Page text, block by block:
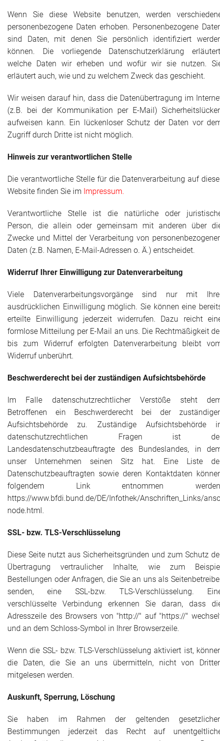
Wenn Sie diese Website benutzen, werden
personenbezogene Daten erhoben. Personenbezogene
sind Daten, mit denen Sie persönlich identifiziert
können. Die vorliegende Datenschutzerklärung
welche Daten wir erheben und wofür wir sie nutzen.
erläutert auch, wie und zu welchem Zweck das geschieht.
Wir weisen darauf hin, dass die Datenübertragung im
(z.B. bei der Kommunikation per E-Mail)
aufweisen kann. Ein lückenloser Schutz der Daten vor
Zugriff durch Dritte ist nicht möglich.
Hinweis zur verantwortlichen Stelle
Die verantwortliche Stelle für die Datenverarbeitung auf
Website finden Sie im Impressum.
Verantwortliche Stelle ist die natürliche oder
Person, die allein oder gemeinsam mit anderen über
Zwecke und Mittel der Verarbeitung von
Daten (z.B. Namen, E-Mail-Adressen o. Ä.) entscheidet.
Widerruf Ihrer Einwilligung zur Datenverarbeitung
Viele Datenverarbeitungsvorgänge sind nur mit
ausdrücklichen Einwilligung möglich. Sie können eine
erteilte Einwilligung jederzeit widerrufen. Dazu reicht
formlose Mitteilung per E-Mail an uns. Die Rechtmäßigkeit
bis zum Widerruf erfolgten Datenverarbeitung bleibt
Widerruf unberührt.
Beschwerderecht bei der zuständigen Aufsichtsbehörde
Im Falle datenschutzrechtlicher Verstöße steht
Betroffenen ein Beschwerderecht bei der
Aufsichtsbehörde zu. Zuständige Aufsichtsbehörde
datenschutzrechtlichen Fragen ist
Landesdatenschutzbeauftragte des Bundeslandes, in
unser Unternehmen seinen Sitz hat. Eine Liste
Datenschutzbeauftragten sowie deren Kontaktdaten
folgendem Link entnommen
https://www.bfdi.bund.de/DE/Infothek/Anschriften_Links/
node.html.
SSL- bzw. TLS-Verschlüsselung
Diese Seite nutzt aus Sicherheitsgründen und zum Schutz
Übertragung vertraulicher Inhalte, wie zum
Bestellungen oder Anfragen, die Sie an uns als
senden, eine SSL-bzw. TLS-Verschlüsselung.
verschlüsselte Verbindung erkennen Sie daran, dass
Adresszeile des Browsers von "http://" auf "https://"
und an dem Schloss-Symbol in Ihrer Browserzeile.
Wenn die SSL- bzw. TLS-Verschlüsselung aktiviert ist,
die Daten, die Sie an uns übermitteln, nicht von
mitgelesen werden.
Auskunft, Sperrung, Löschung
Sie haben im Rahmen der geltenden
Bestimmungen jederzeit das Recht auf